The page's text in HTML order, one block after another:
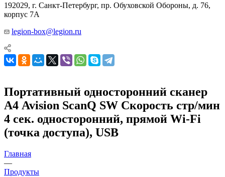
192029, г. Санкт-Петербург, пр. Обуховской Обороны, д. 76,
корпус 7А
legion-box@legion.ru
Портативный односторонний сканер
А4 Avision ScanQ SW Скорость стр/мин
4 сек. односторонний, прямой Wi-Fi
(точка доступа), USB
Главная
—
Продукты